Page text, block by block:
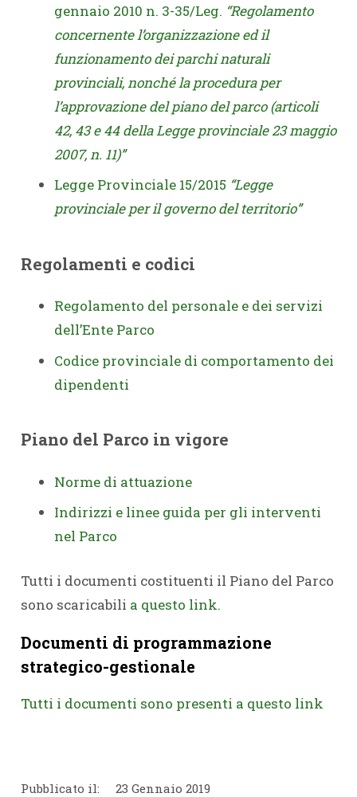
gennaio 2010 n. 3-35/Leg. “Regolamento
concernente l’organizzazione ed il
funzionamento dei parchi naturali
provinciali, nonché la procedura per
l’approvazione del piano del parco (articoli
42, 43 e 44 della Legge provinciale 23 maggio
2007, n. 11)”
Legge Provinciale 15/2015 “Legge
provinciale per il governo del territorio”
Regolamenti e codici
Regolamento del personale e dei servizi
dell’Ente Parco
Codice provinciale di comportamento dei
dipendenti
Piano del Parco in vigore
Norme di attuazione
Indirizzi e linee guida per gli interventi
nel Parco
Tutti i documenti costituenti il Piano del Parco
sono scaricabili a questo link.
Documenti di programmazione
strategico-gestionale
Tutti i documenti sono presenti a questo link
Pubblicato il:
23 Gennaio 2019